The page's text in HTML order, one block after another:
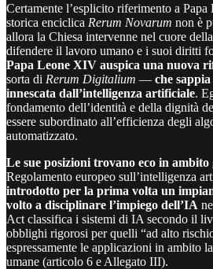
Certamente l’esplicito riferimento a
storica enciclica Rerum Novarum non è
allora la Chiesa intervenne nel cuore
difendere il lavoro umano e i suoi diritti
Papa Leone XIV auspica una nuova
sorta di Rerum Digitalium — che
innescata dall’intelligenza artificiale.
fondamento dell’identità e della dignità
essere subordinato all’efficienza degli
automatizzato.
Le sue posizioni trovano eco in
Regolamento europeo sull’intelligenza
introdotto per la prima volta un
volto a disciplinare l’impiego dell’IA
Act classifica i sistemi di IA secondo il
obblighi rigorosi per quelli “ad alto
espressamente le applicazioni in ambito
umane (articolo 6 e Allegato III).